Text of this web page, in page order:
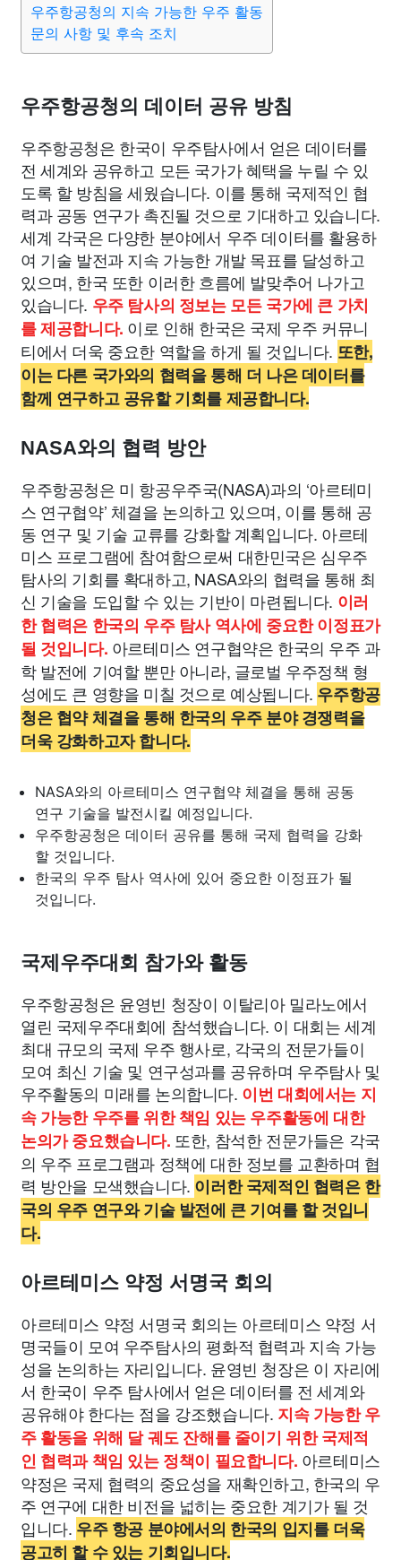
우주항공청의 지속 가능한 우주 활동
문의 사항 및 후속 조치
우주항공청의 데이터 공유 방침
우주항공청은 한국이 우주탐사에서 얻은 데이터를
전 세계와 공유하고 모든 국가가 혜택을 누릴 수 있
도록 할 방침을 세웠습니다. 이를 통해 국제적인 협
력과 공동 연구가 촉진될 것으로 기대하고 있습니다.
세계 각국은 다양한 분야에서 우주 데이터를 활용하
여 기술 발전과 지속 가능한 개발 목표를 달성하고
있으며, 한국 또한 이러한 흐름에 발맞추어 나가고
있습니다. 우주 탐사의 정보는 모든 국가에 큰 가치
를 제공합니다. 이로 인해 한국은 국제 우주 커뮤니
티에서 더욱 중요한 역할을 하게 될 것입니다. 또한,
이는 다른 국가와의 협력을 통해 더 나은 데이터를
함께 연구하고 공유할 기회를 제공합니다.
NASA와의 협력 방안
우주항공청은 미 항공우주국(NASA)과의 ‘아르테미
스 연구협약’ 체결을 논의하고 있으며, 이를 통해 공
동 연구 및 기술 교류를 강화할 계획입니다. 아르테
미스 프로그램에 참여함으로써 대한민국은 심우주
탐사의 기회를 확대하고, NASA와의 협력을 통해 최
신 기술을 도입할 수 있는 기반이 마련됩니다. 이러
한 협력은 한국의 우주 탐사 역사에 중요한 이정표가
될 것입니다. 아르테미스 연구협약은 한국의 우주 과
학 발전에 기여할 뿐만 아니라, 글로벌 우주정책 형
성에도 큰 영향을 미칠 것으로 예상됩니다. 우주항공
청은 협약 체결을 통해 한국의 우주 분야 경쟁력을
더욱 강화하고자 합니다.
NASA와의 아르테미스 연구협약 체결을 통해 공동
연구 기술을 발전시킬 예정입니다.
우주항공청은 데이터 공유를 통해 국제 협력을 강화
할 것입니다.
한국의 우주 탐사 역사에 있어 중요한 이정표가 될
것입니다.
국제우주대회 참가와 활동
우주항공청은 윤영빈 청장이 이탈리아 밀라노에서
열린 국제우주대회에 참석했습니다. 이 대회는 세계
최대 규모의 국제 우주 행사로, 각국의 전문가들이
모여 최신 기술 및 연구성과를 공유하며 우주탐사 및
우주활동의 미래를 논의합니다. 이번 대회에서는 지
속 가능한 우주를 위한 책임 있는 우주활동에 대한
논의가 중요했습니다. 또한, 참석한 전문가들은 각국
의 우주 프로그램과 정책에 대한 정보를 교환하며 협
력 방안을 모색했습니다. 이러한 국제적인 협력은 한
국의 우주 연구와 기술 발전에 큰 기여를 할 것입니
다.
아르테미스 약정 서명국 회의
아르테미스 약정 서명국 회의는 아르테미스 약정 서
명국들이 모여 우주탐사의 평화적 협력과 지속 가능
성을 논의하는 자리입니다. 윤영빈 청장은 이 자리에
서 한국이 우주 탐사에서 얻은 데이터를 전 세계와
공유해야 한다는 점을 강조했습니다. 지속 가능한 우
주 활동을 위해 달 궤도 잔해를 줄이기 위한 국제적
인 협력과 책임 있는 정책이 필요합니다. 아르테미스
약정은 국제 협력의 중요성을 재확인하고, 한국의 우
주 연구에 대한 비전을 넓히는 중요한 계기가 될 것
입니다. 우주 항공 분야에서의 한국의 입지를 더욱
공고히 할 수 있는 기회입니다.